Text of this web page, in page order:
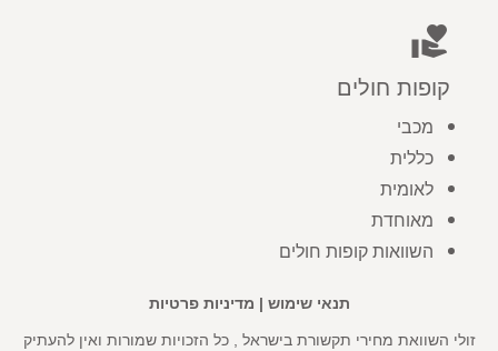
volunteer_activism
קופות חולים
מכבי
כללית
לאומית
מאוחדת
השוואות קופות חולים
תנאי שימוש | מדיניות פרטיות
זולי השוואת מחירי תקשורת בישראל , כל הזכויות שמורות ואין להעתיק